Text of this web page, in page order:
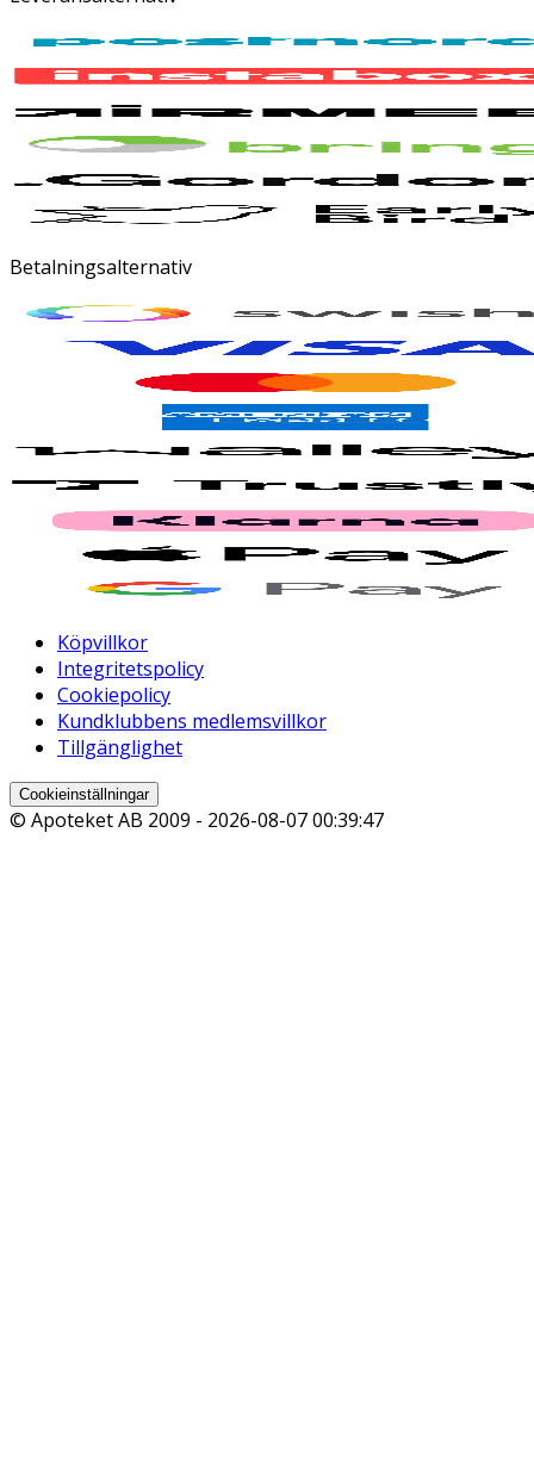
Betalningsalternativ
Köpvillkor
Integritetspolicy
Cookiepolicy
Kundklubbens medlemsvillkor
Tillgänglighet
Cookieinställningar
© Apoteket AB 2009 - 2026-08-07 00:39:47